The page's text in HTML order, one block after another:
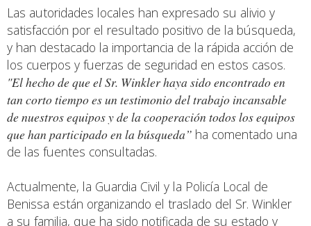
Las autoridades locales han expresado su alivio y
satisfacción por el resultado positivo de la búsqueda,
y han destacado la importancia de la rápida acción de
los cuerpos y fuerzas de seguridad en estos casos.
"El hecho de que el Sr. Winkler haya sido encontrado en
tan corto tiempo es un testimonio del trabajo incansable
de nuestros equipos y de la cooperación todos los equipos
que han participado en la búsqueda” ha comentado una
de las fuentes consultadas.
Actualmente, la Guardia Civil y la Policía Local de
Benissa están organizando el traslado del Sr. Winkler
a su familia, que ha sido notificada de su estado y